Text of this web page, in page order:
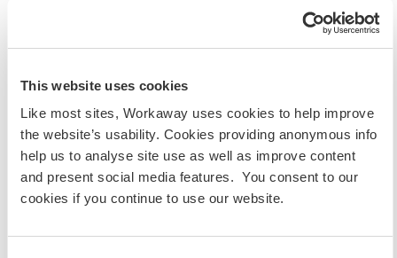
This website uses cookies
Like most sites, Workaway uses cookies to help improve
the website’s usability. Cookies providing anonymous info
help us to analyse site use as well as improve content
and present social media features. You consent to our
cookies if you continue to use our website.
Feedback (3)
Vom Workawayer (Margot & Mathis) für Host
Our stay at Souarni’s house was so great ! We
really enjoyed playing with the children and walking
the dog to the beach every morning ☀️
Liam always has so much to teach, and so does
Staatsbürger bist und du während deines Besuchs
arbeiten, studieren oder als Volunteer tätig sein willst,
BRAUCHST DU DAS ENTSPRECHENDE VISUM. Um mehr
darüber zu erfahren, solltest du dich VOR DEINER
ABREISE von zu Hause an die Botschaft in deinem Land